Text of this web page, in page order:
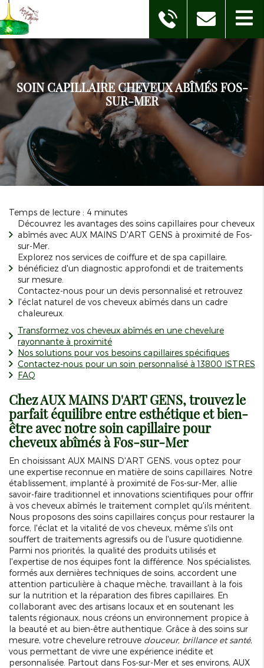
SOIN CAPILLAIRE CHEVEUX ABÎMÉS FOS-
SUR-MER
Temps de lecture : 4 minutes
Découvrez les avantages des soins capillaires pour cheveux
abîmés avec AUX MAINS D'ART GENS à proximité de Fos-
sur-Mer.
Explorez nos services de coiffure et de spa capillaire,
bénéficiez d'un diagnostic approfondi et de traitements
sur mesure.
Contactez-nous pour un devis personnalisé et retrouvez
l'éclat naturel de vos cheveux abîmés dans un cadre
chaleureux.
Transformez vos cheveux abîmés en une chevelure
rayonnante à proximité
Nos solutions pour vos besoins capillaires spécifiques
Contactez-nous pour un soin personnalisé à 13800 ISTRES
FAQ
Chez AUX MAINS D'ART GENS, trouvez le
parfait équilibre entre esthétique et bien-
être avec notre soin capillaire pour
cheveux abîmés à Fos-sur-Mer
En choisissant AUX MAINS D'ART GENS, vous optez pour
une expertise reconnue en matière de soins capillaires. Notre
établissement, implanté à proximité de Fos-sur-Mer, allie
savoir-faire traditionnel et innovations scientifiques pour offrir
à vos cheveux abîmés le traitement complet qu'ils méritent.
Nous proposons des soins capillaires conçus pour restaurer la
force, l'éclat et la vitalité de vos cheveux, même s'ils ont
souffert de traitements agressifs ou de l'usure quotidienne.
Parmi nos priorités, la qualité des produits utilisés et
l'expertise de nos équipes font la différence. Nos spécialistes,
formés aux dernières techniques de soins, accordent une
attention particulière à chaque mèche, travaillant à la fois
sur la nutrition et la réparation des fibres capillaires. En
collaborant avec des artisans locaux et en soutenant les
talents régionaux, nous créons un environnement propice à
la beauté et au bien-être authentique. Grâce à des soins sur
mesure, votre chevelure retrouve douceur, brillance et santé,
vous permettant de vivre une expérience inédite et
personnalisée. Partout dans Fos-sur-Mer et ses environs, AUX